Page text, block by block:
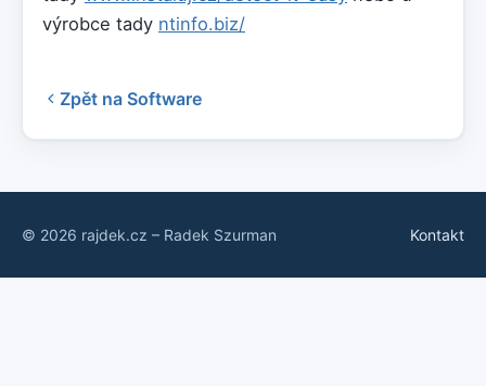
výrobce tady ntinfo.biz/
Zpět na Software
© 2026 rajdek.cz – Radek Szurman Kontakt